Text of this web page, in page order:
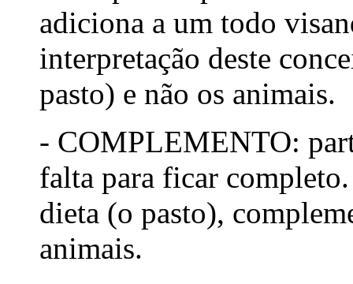
adiciona a um todo
interpretação deste
pasto) e não os animais.
- COMPLEMENTO:
falta para ficar
dieta (o pasto),
animais.